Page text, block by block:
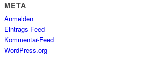
META
Anmelden
Eintrags-Feed
Kommentar-Feed
WordPress.org